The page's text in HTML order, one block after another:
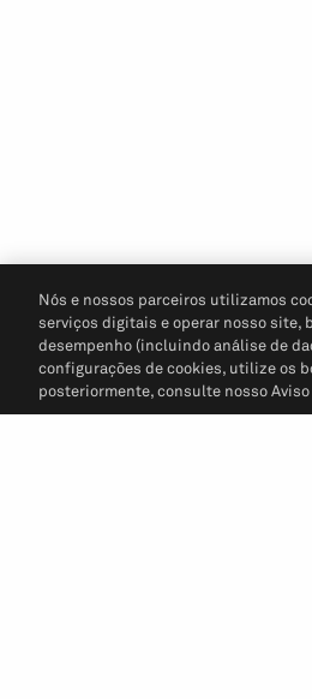
Nós e nossos parceiros utilizamos
serviços digitais e operar nosso site,
desempenho (incluindo análise de
configurações de cookies, utilize os
posteriormente, consulte nosso Aviso